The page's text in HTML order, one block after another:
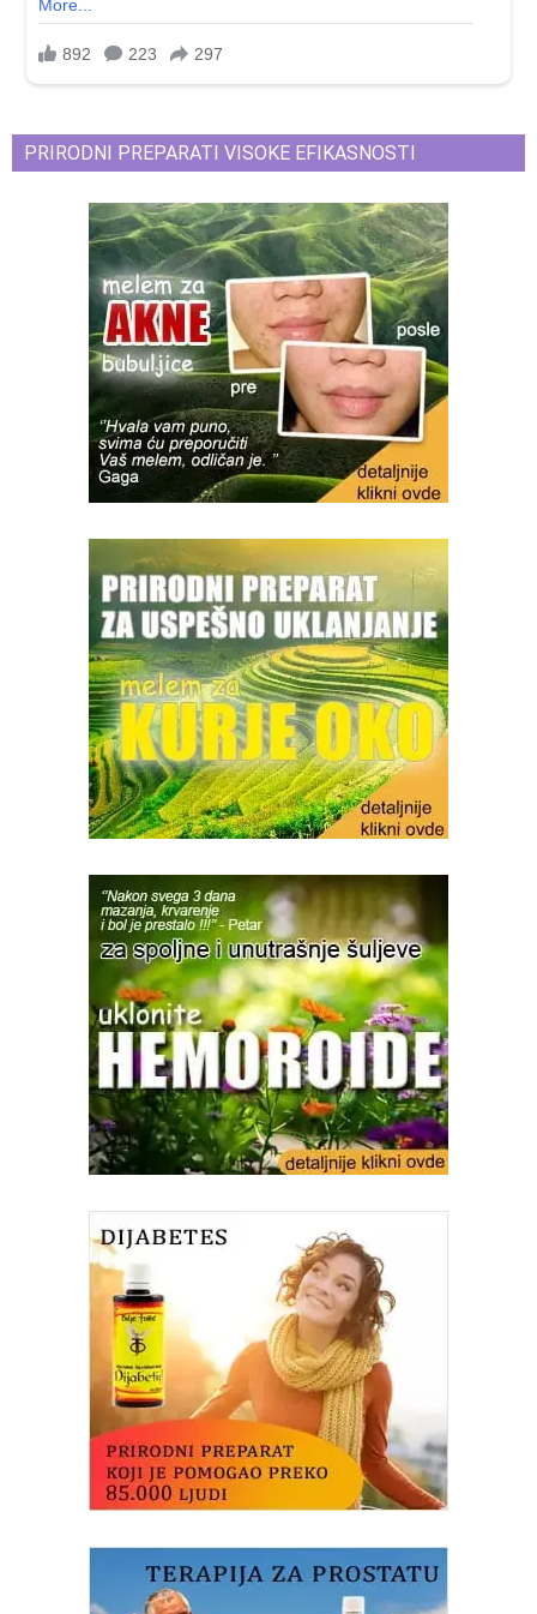
PRIRODNI PREPARATI VISOKE EFIKASNOSTI